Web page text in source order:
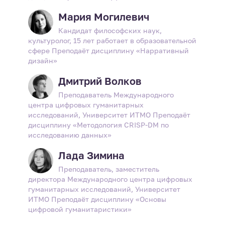
Мария Могилевич
Кандидат философских наук,
культуролог, 15 лет работает в образовательной
сфере Преподаёт дисциплину «Нарративный
дизайн»
Дмитрий Волков
Преподаватель Международного
центра цифровых гуманитарных
исследований, Университет ИТМО Преподаёт
дисциплину «Методология CRISP-DM по
исследованию данных»
Лада Зимина
Преподаватель, заместитель
директора Международного центра цифровых
гуманитарных исследований, Университет
ИТМО Преподаёт дисциплину «Основы
цифровой гуманитаристики»